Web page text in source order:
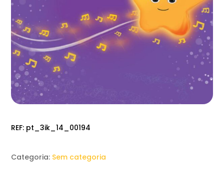
REF: pt_3ik_14_00194
Categoria: Sem categoria